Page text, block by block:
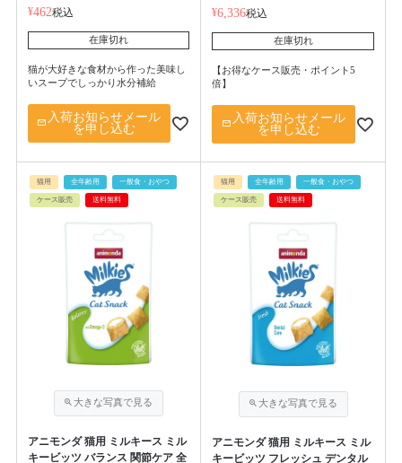
¥462税込
在庫切れ
猫が大好きな食材から作った美味し
いスープでしっかり水分補給
入荷お知らせメール
を申し込む
¥6,336税込
在庫切れ
【お得なケース販売・ポイント5
倍】
入荷お知らせメール
を申し込む
猫用 全年齢用 一般食・おやつ
ケース販売 送料無料
アニモンダ 猫用 ミルキース ミル
キービッツ バランス 関節ケア 全
猫用 全年齢用 一般食・おやつ
ケース販売 送料無料
アニモンダ 猫用 ミルキース ミル
キービッツ フレッシュ デンタル